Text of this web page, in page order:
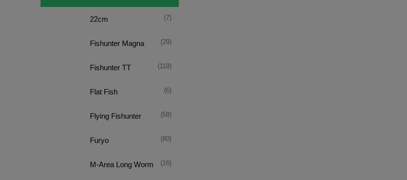
22cm (7)
Fishunter Magna (29)
Fishunter TT (119)
Flat Fish (6)
Flying Fishunter (58)
Furyo (80)
M-Area Long Worm (16)